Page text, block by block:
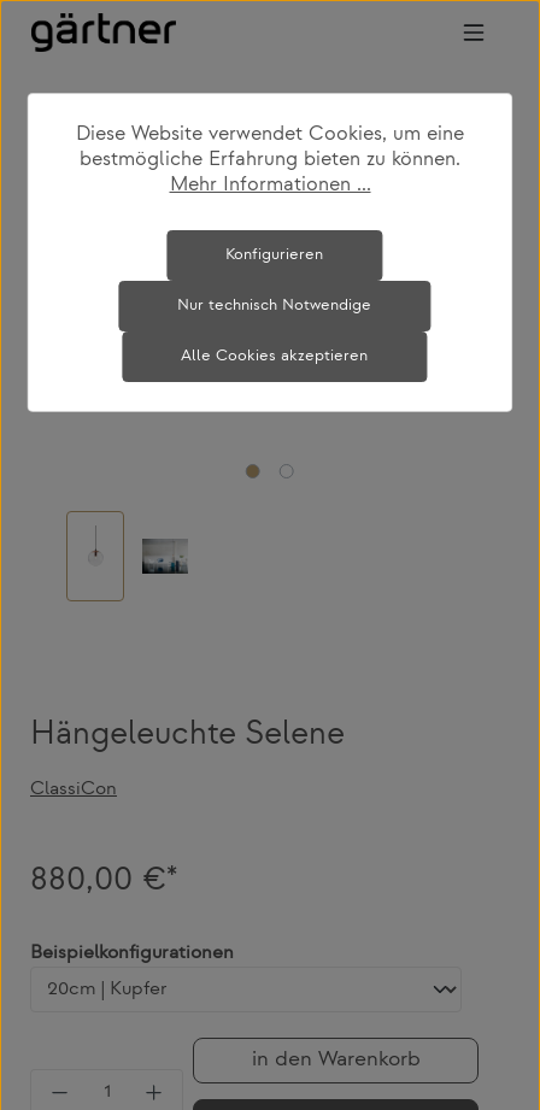
Zum Hauptinhalt springen
shop produkte leuchten hängeleuchten
Bildergalerie überspringen
Hängeleuchte Selene
ClassiCon
880,00 €*
Beispielkonfigurationen
Produkt Anzahl: Gib den gewünschten
in den Warenkorb
Diese Website verwendet Cookies, um eine
bestmögliche Erfahrung bieten zu können.
Mehr Informationen ...
Nur technisch Notwendige
Konfigurieren
Alle Cookies akzeptieren